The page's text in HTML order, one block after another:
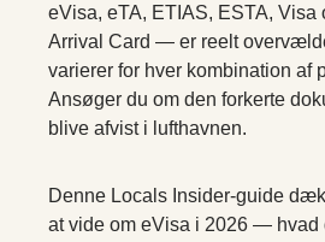
eVisa, eTA, ETIAS, ESTA, Visa
Arrival Card — er reelt
varierer for hver kombination af
Ansøger du om den forkerte
blive afvist i lufthavnen.
Denne Locals Insider-guide
at vide om eVisa i 2026 — hvad